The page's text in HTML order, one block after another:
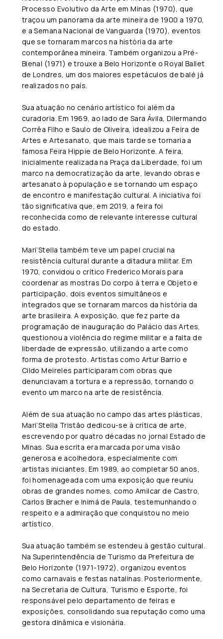
Processo Evolutivo da Arte em Minas (1970), que
traçou um panorama da arte mineira de 1900 a 1970,
e a Semana Nacional de Vanguarda (1970), eventos
que se tornaram marcos na história da arte
contemporânea mineira. Também organizou a Pré-
Bienal (1971) e trouxe a Belo Horizonte o Royal Ballet
de Londres, um dos maiores espetáculos de balé já
realizados no país.
Sua atuação no cenário artístico foi além da
curadoria. Em 1969, ao lado de Sara Ávila, Dilermando
Corrêa Filho e Saulo de Oliveira, idealizou a Feira de
Artes e Artesanato, que mais tarde se tornaria a
famosa Feira Hippie de Belo Horizonte. A feira,
inicialmente realizada na Praça da Liberdade, foi um
marco na democratização da arte, levando obras e
artesanato à população e se tornando um espaço
de encontro e manifestação cultural. A iniciativa foi
tão significativa que, em 2019, a feira foi
reconhecida como de relevante interesse cultural
do estado.
Mari’Stella também teve um papel crucial na
resistência cultural durante a ditadura militar. Em
1970, convidou o crítico Frederico Morais para
coordenar as mostras Do corpo à terra e Objeto e
participação, dois eventos simultâneos e
integrados que se tornaram marcos da história da
arte brasileira. A exposição, que fez parte da
programação de inauguração do Palácio das Artes,
questionou a violência do regime militar e a falta de
liberdade de expressão, utilizando a arte como
forma de protesto. Artistas como Artur Barrio e
Cildo Meireles participaram com obras que
denunciavam a tortura e a repressão, tornando o
evento um marco na arte de resistência.
Além de sua atuação no campo das artes plásticas,
Mari’Stella Tristão dedicou-se à crítica de arte,
escrevendo por quatro décadas no jornal Estado de
Minas. Sua escrita era marcada por uma visão
generosa e acolhedora, especialmente com
artistas iniciantes. Em 1989, ao completar 50 anos,
foi homenageada com uma exposição que reuniu
obras de grandes nomes, como Amilcar de Castro,
Carlos Bracher e Inimá de Paula, testemunhando o
respeito e a admiração que conquistou no meio
artístico.
Sua atuação também se estendeu à gestão cultural.
Na Superintendência de Turismo da Prefeitura de
Belo Horizonte (1971-1972), organizou eventos
como carnavais e festas natalinas. Posteriormente,
na Secretaria de Cultura, Turismo e Esporte, foi
responsável pelo departamento de feiras e
exposições, consolidando sua reputação como uma
gestora dinâmica e visionária.